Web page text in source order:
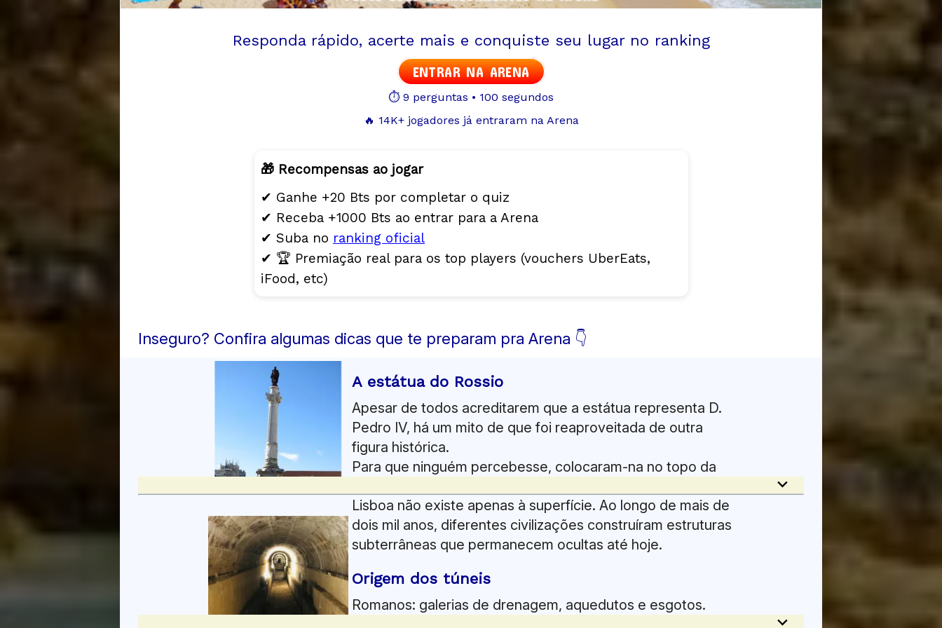
Responda rápido, acerte mais e conquiste seu lugar no ranking
ENTRAR NA ARENA
⏱️ 9 perguntas • 100 segundos
🔥 14K+ jogadores já entraram na Arena
🎁 Recompensas ao jogar
✔ Ganhe +20 Bts por completar o quiz
✔ Receba +1000 Bts ao entrar para a Arena
✔ Suba no ranking oficial
✔ 🏆 Premiação real para os top players (vouchers UberEats,
iFood, etc)
Inseguro? Confira algumas dicas que te preparam pra Arena 👇
A estátua do Rossio
Apesar de todos acreditarem que a estátua representa D.
Pedro IV, há um mito de que foi reaproveitada de outra
figura histórica.
Para que ninguém percebesse, colocaram-na no topo da
Isso mostra como lendas urbanas podem nascer de
detalhes aparentemente pequenos na história.
Lisboa
Alguns edifícios da cidade datam de antes de 1143, ano oficial da fundação de
Portugal.
keyboard_arrow_down
Lisboa não existe apenas à superfície. Ao longo de mais de
dois mil anos, diferentes civilizações construíram estruturas
subterrâneas que permanecem ocultas até hoje.
Origem dos túneis
Romanos: galerias de drenagem, aquedutos e esgotos.
keyboard_arrow_down